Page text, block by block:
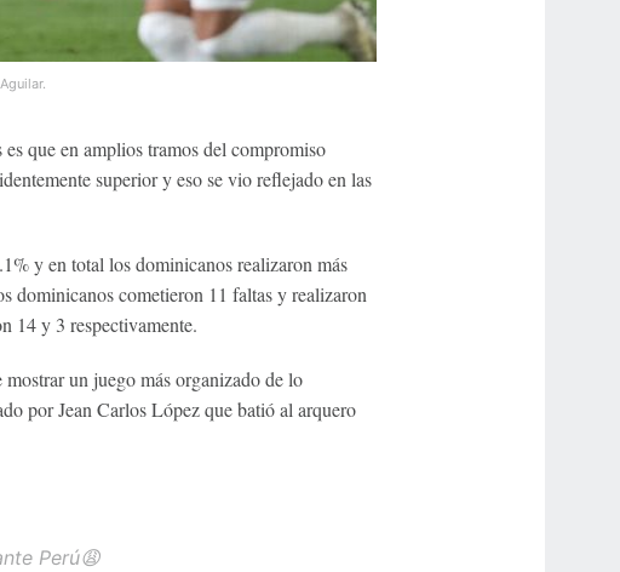
que en amplios tramos del compromiso
superior y eso se vio reflejado en las
y en total los dominicanos realizaron más
dominicanos cometieron 11 faltas y realizaron
14 y 3 respectivamente.
un juego más organizado de lo
por Jean Carlos López que batió al arquero
Perú😩